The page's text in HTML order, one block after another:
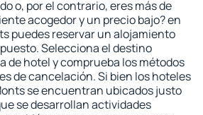
o, por el contrario, eres más de
acogedor y un precio bajo? en
puedes reservar un alojamiento
Selecciona el destino
de hotel y comprueba los métodos
de cancelación. Si bien los hoteles
se encuentran ubicados justo
se desarrollan actividades